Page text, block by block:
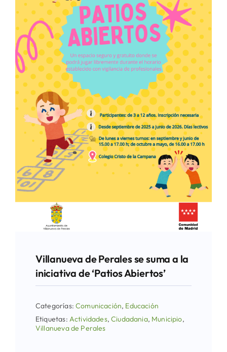
Villanueva de Perales se suma a la
iniciativa de ‘Patios Abiertos’
Categorías:Comunicación, Educación
Etiquetas: Actividades,Ciudadania, Municipio,
Villanueva de Perales